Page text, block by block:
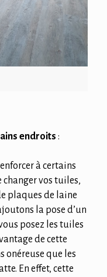
endroits :
à certains
vos tuiles,
plaques de laine
la pose d’un
posez les tuiles
de cette
onéreuse que les
En effet, cette